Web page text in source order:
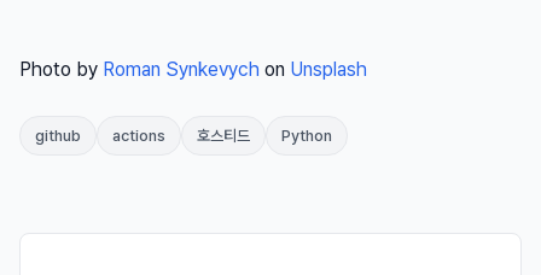
Photo by Roman Synkevych on Unsplash
github actions 호스티드 Python